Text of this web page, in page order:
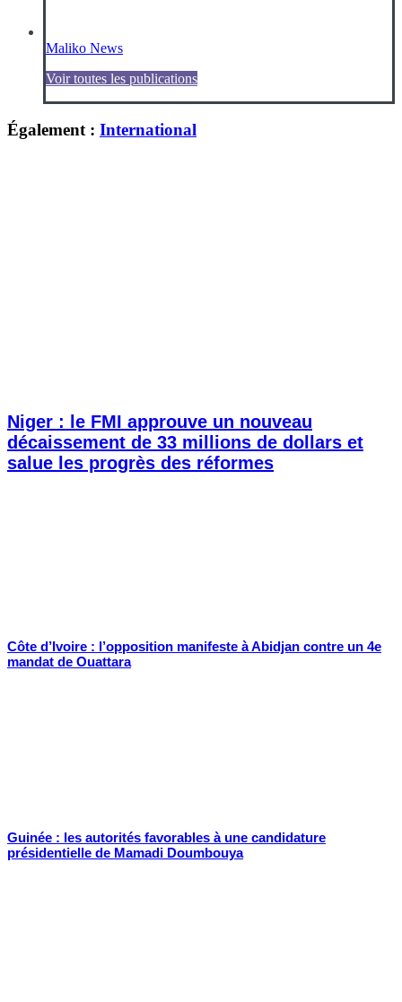
Maliko News
Voir toutes les publications
Également : International
Niger : le FMI approuve un nouveau
décaissement de 33 millions de dollars et
salue les progrès des réformes
Côte d’Ivoire : l’opposition manifeste à Abidjan contre un 4e
mandat de Ouattara
Guinée : les autorités favorables à une candidature
présidentielle de Mamadi Doumbouya